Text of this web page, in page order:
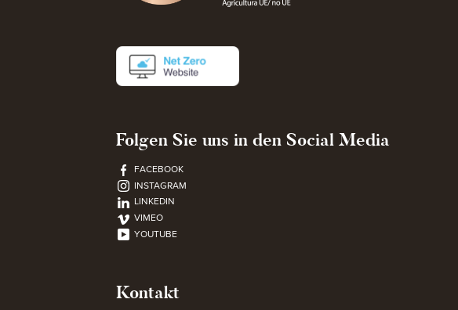
Folgen Sie uns in den Social Media
FACEBOOK
INSTAGRAM
LINKEDIN
VIMEO
YOUTUBE
Kontakt